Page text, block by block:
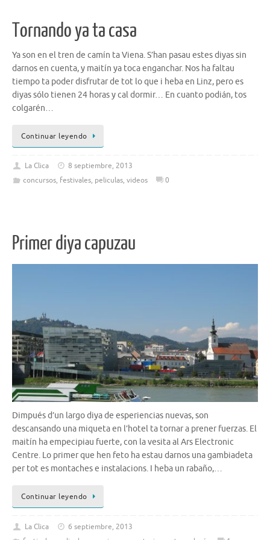
Tornando ya ta casa
Ya son en el tren de camín ta Viena. S’han pasau estes diyas sin
darnos en cuenta, y maitín ya toca enganchar. Nos ha faltau
tiempo ta poder disfrutar de tot lo que i heba en Linz, pero es
diyas sólo tienen 24 horas y cal dormir… En cuanto podián, tos
colgarén…
Continuar leyendo
La Clica
8 septiembre, 2013
concursos, festivales, peliculas, videos 0
Primer diya capuzau
Dimpués d’un largo diya de esperiencias nuevas, son
descansando una miqueta en l’hotel ta tornar a prener fuerzas. El
maitín ha empecipiau fuerte, con la vesita al Ars Electronic
Centre. Lo primer que hen feto ha estau darnos una gambiadeta
per tot es montaches e instalacions. I heba un rabaño,…
Continuar leyendo
La Clica
6 septiembre, 2013